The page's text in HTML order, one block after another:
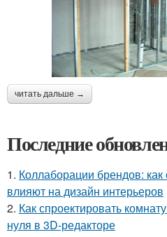
читать дальше →
Последние
1. Коллаборации брендов:
влияют на дизайн интерьеров
2. Как спроектировать
нуля в 3D-редакторе